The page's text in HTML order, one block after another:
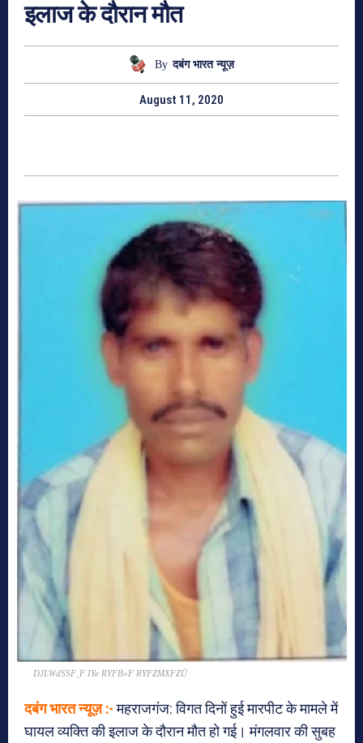
इलाज के दौरान मौत
By दबंग भारत न्यूज़
August 11, 2020
DJLWdSSF¸F IYe RYFB»F RYFZMXFZÜ
दबंग भारत न्यूज़ :-महराजगंज: विगत दिनों हुई मारपीट के मामले में
घायल व्यक्ति की इलाज के दौरान मौत हो गई। मंगलवार की सुबह